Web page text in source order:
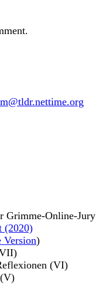
Grimme-Online-Jury
(2020)
Version)
(VI)